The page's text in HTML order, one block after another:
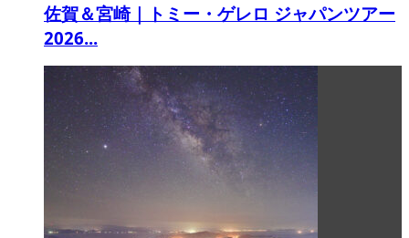
佐賀＆宮崎｜トミー・ゲレロ ジャパンツアー
2026...